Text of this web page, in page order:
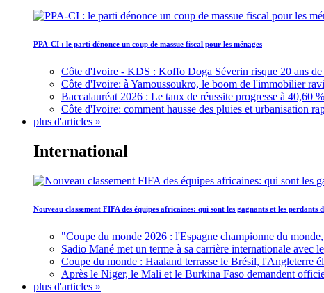
PPA-CI : le parti dénonce un coup de massue fiscal pour les ménages
Côte d'Ivoire - KDS : Koffo Doga Séverin risque 20 ans de
Côte d'Ivoire: à Yamoussoukro, le boom de l'immobilier
Baccalauréat 2026 : Le taux de réussite progresse à 40,60
Côte d'Ivoire: comment hausse des pluies et urbanisation
plus d'articles »
International
Nouveau classement FIFA des équipes africaines: qui sont les gagnants et les perdants
"Coupe du monde 2026 : l'Espagne championne du
Sadio Mané met un terme à sa carrière internationale avec
Coupe du monde : Haaland terrasse le Brésil, l'Angleterre
Après le Niger, le Mali et le Burkina Faso demandent
plus d'articles »